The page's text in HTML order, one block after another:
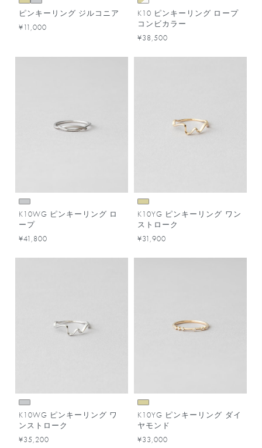
ピンキーリング ジルコニア
¥11,000
K10 ピンキーリング ロープ
コンビカラー
¥38,500
K10WG ピンキーリング ロ
ープ
¥41,800
K10YG ピンキーリング ワン
ストローク
¥31,900
K10WG ピンキーリング ワ
ンストローク
¥35,200
K10YG ピンキーリング ダイ
ヤモンド
¥33,000